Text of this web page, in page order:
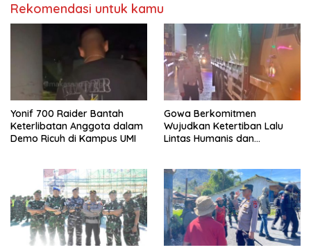
Rekomendasi untuk kamu
Yonif 700 Raider Bantah
Keterlibatan Anggota dalam
Demo Ricuh di Kampus UMI
Gowa Berkomitmen
Wujudkan Ketertiban Lalu
Lintas Humanis dan